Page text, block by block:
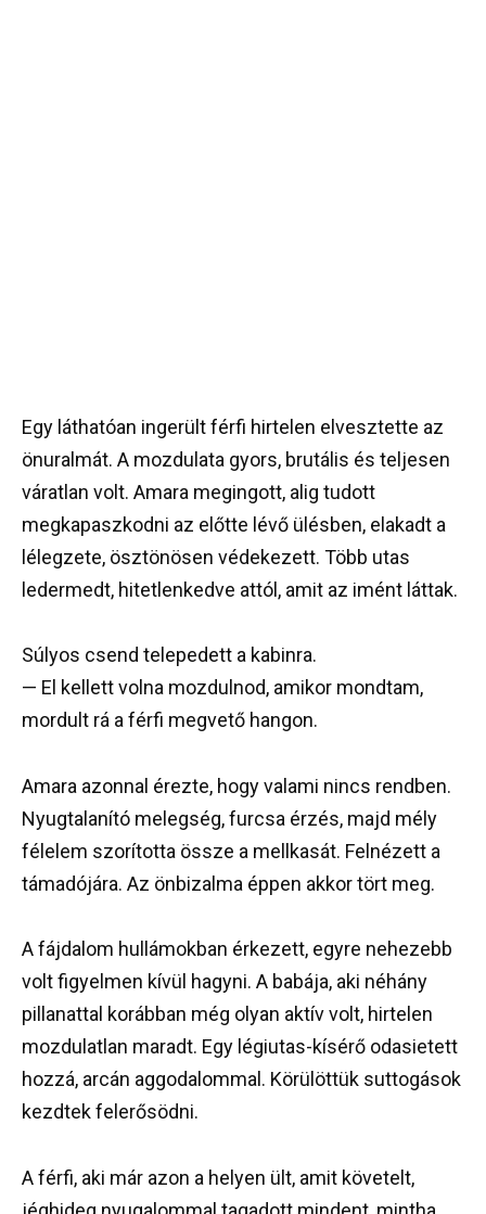
Egy láthatóan ingerült férfi hirtelen elvesztette az
önuralmát. A mozdulata gyors, brutális és teljesen
váratlan volt. Amara megingott, alig tudott
megkapaszkodni az előtte lévő ülésben, elakadt a
lélegzete, ösztönösen védekezett. Több utas
ledermedt, hitetlenkedve attól, amit az imént láttak.
Súlyos csend telepedett a kabinra.
— El kellett volna mozdulnod, amikor mondtam,
mordult rá a férfi megvető hangon.
Amara azonnal érezte, hogy valami nincs rendben.
Nyugtalanító melegség, furcsa érzés, majd mély
félelem szorította össze a mellkasát. Felnézett a
támadójára. Az önbizalma éppen akkor tört meg.
A fájdalom hullámokban érkezett, egyre nehezebb
volt figyelmen kívül hagyni. A babája, aki néhány
pillanattal korábban még olyan aktív volt, hirtelen
mozdulatlan maradt. Egy légiutas-kísérő odasietett
hozzá, arcán aggodalommal. Körülöttük suttogások
kezdtek felerősödni.
A férfi, aki már azon a helyen ült, amit követelt,